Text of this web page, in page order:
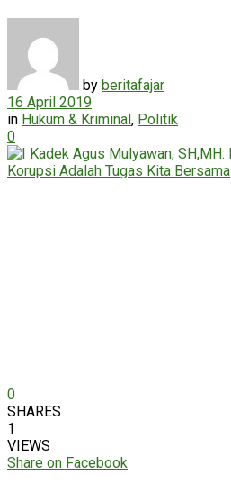
by beritafajar
16 April 2019
in Hukum & Kriminal, Politik
0
0
SHARES
1
VIEWS
Share on Facebook